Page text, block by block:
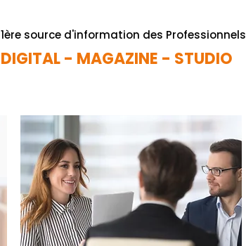
1ère source d'information des Professionnels
DIGITAL - MAGAZINE - STUDIO